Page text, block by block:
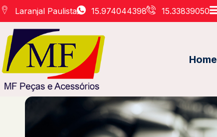
Laranjal Paulista 15.974044398 15.33839050
Home